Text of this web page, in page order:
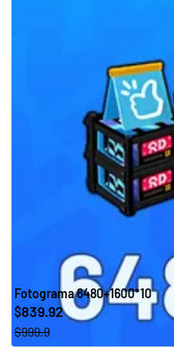
Fotograma 6480+1600*10
$839.92
$999.9